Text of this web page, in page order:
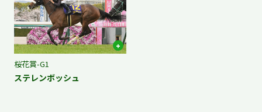
桜花賞-G1
ステレンボッシュ